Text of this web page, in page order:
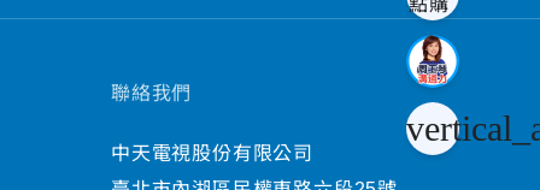
聯絡我們
中天電視股份有限公司